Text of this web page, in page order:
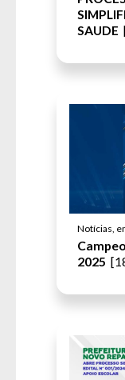
SAUDE
Notícias,
2025